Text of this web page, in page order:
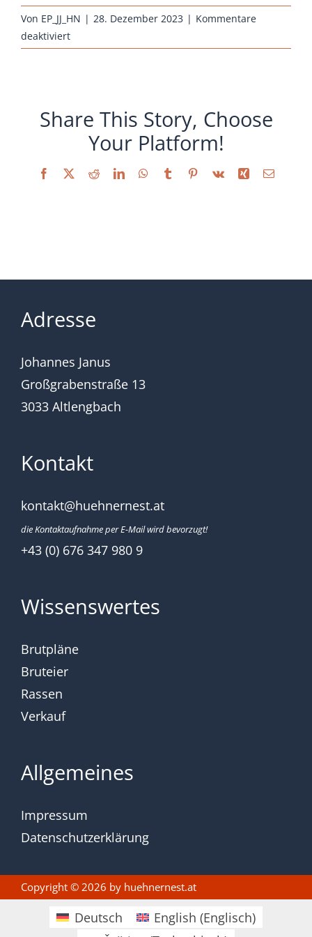
Sonstiges
Von EP_JJ_HN | 28. Dezember 2023 | Kommentare
deaktiviertfür
Huehnernest_Stall-
Share This Story, Choose
Your Platform!
Facebook
X RedditLinkedInWhatsApp
TumblrPinterest
Vk Xing E-
Adresse
Johannes Janus
Großgrabenstraße 13
3033 Altlengbach
Kontakt
kontakt@huehnernest.at
die Kontaktaufnahme per E-Mail wird bevorzugt!
+43 (0) 676 347 980 9
Wissenswertes
Brutpläne
Bruteier
Rassen
Verkauf
Allgemeines
Impressum
Datenschutzerklärung
Copyright © 2026 by huehnernest.at
Deutsch English (Englisch)